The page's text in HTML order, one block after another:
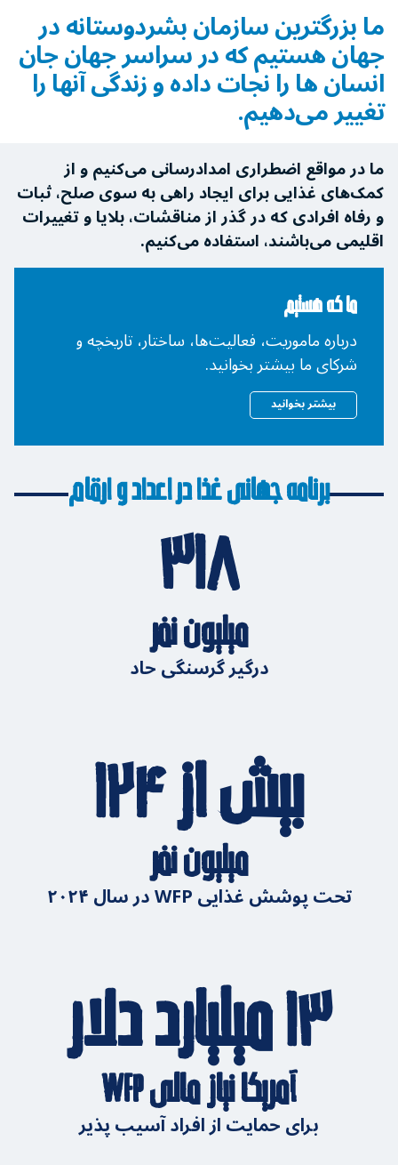
ما بزرگترین سازمان بشردوستانه در
جهان هستیم که در سراسر جهان جان
انسان ها را نجات ‌داده و زندگی آنها را
تغییر می‌دهیم.
ما در مواقع اضطراری امدادرسانی می‌کنیم و از
کمک‌های غذایی برای ایجاد راهی به سوی صلح، ثبات
و رفاه افرادی که در گذر از مناقشات، بلایا و تغییرات
اقلیمی می‌باشند، استفاده می‌کنیم.
ما که هستیم
درباره ماموریت، فعالیت‌ها، ساختار، تاریخچه و
شرکای ما بیشتر بخوانید.
بیشتر بخوانید
برنامه جهانی غذا در اعداد و ارقام
۳۱۸
میلیون نفر
درگیر گرسنگی حاد
بیش از ۱۲۴
میلیون نفر
تحت پوشش غذایی WFP در سال ۲۰۲۴
۱۳ میلیارد دلار
آمریکا نیاز مالی WFP
برای حمایت از افراد آسیب پذیر